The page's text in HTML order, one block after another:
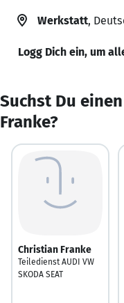
Werkstatt,
Logg Dich ein, um
Suchst Du
Franke?
Christian Franke
Teiledienst AUDI VW
SKODA SEAT